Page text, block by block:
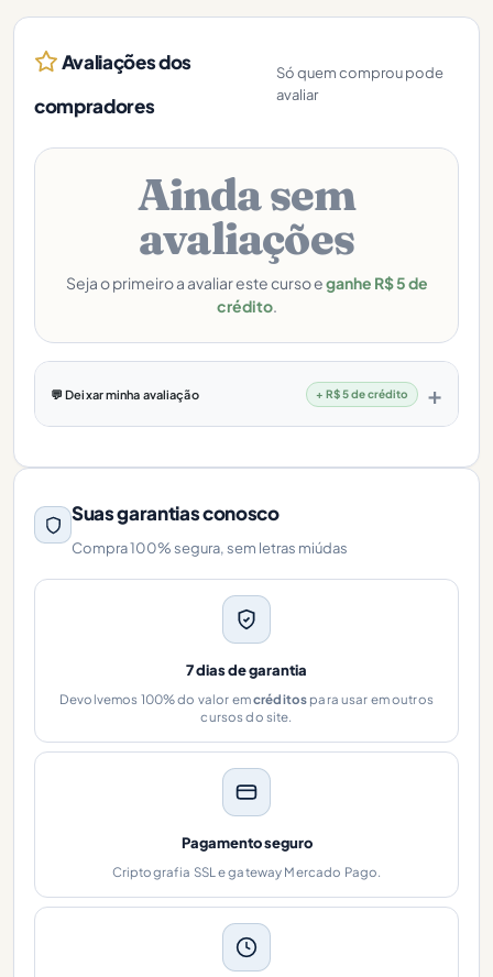
Avaliações dos
compradores
Só quem comprou pode
avaliar
Ainda sem
avaliações
Seja o primeiro a avaliar este curso eganhe R$ 5 de
crédito.
💬 Deixar minha avaliação + R$ 5 de crédito
Suas garantias conosco
Compra 100% segura, sem letras miúdas
7 dias de garantia
Devolvemos 100% do valor emcréditos para usar em outros
cursos do site.
Pagamento seguro
Criptografia SSL e gateway Mercado Pago.